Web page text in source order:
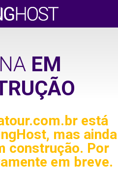
EM
está
mas ainda
construção. Por
em breve.